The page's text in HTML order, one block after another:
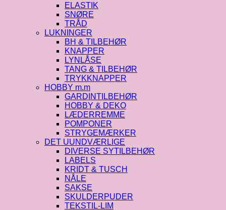
ELASTIK
SNØRE
TRÅD
LUKNINGER
BH & TILBEHØR
KNAPPER
LYNLÅSE
TANG & TILBEHØR
TRYKKNAPPER
HOBBY m.m
GARDINTILBEHØR
HOBBY & DEKO
LÆDERREMME
POMPONER
STRYGEMÆRKER
DET UUNDVÆRLIGE
DIVERSE SYTILBEHØR
LABELS
KRIDT & TUSCH
NÅLE
SAKSE
SKULDERPUDER
TEKSTIL-LIM